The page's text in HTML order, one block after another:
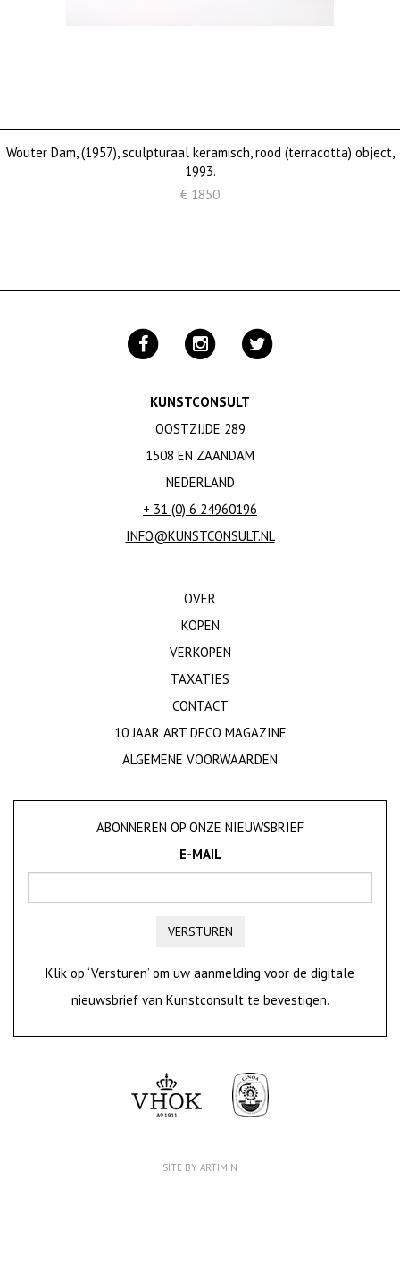
Wouter Dam, (1957), sculpturaal keramisch, rood (terracotta) object,
1993.
€ 1850
KUNSTCONSULT
OOSTZIJDE 289
1508 EN ZAANDAM
NEDERLAND
+ 31 (0) 6 24960196
INFO@KUNSTCONSULT.NL
OVER
KOPEN
VERKOPEN
TAXATIES
CONTACT
10 JAAR ART DECO MAGAZINE
ALGEMENE VOORWAARDEN
ABONNEREN OP ONZE NIEUWSBRIEF
E-MAIL
VERSTUREN
Klik op ‘Versturen’ om uw aanmelding voor de digitale
nieuwsbrief van Kunstconsult te bevestigen.
SITE BY ARTIMIN